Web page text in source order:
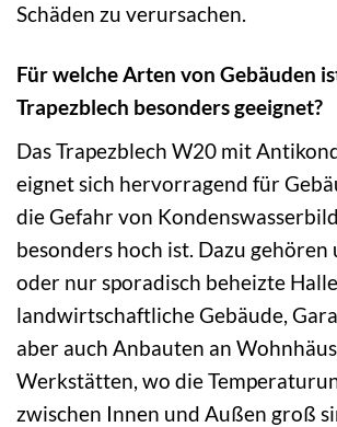
Schäden zu verursachen.
Für welche Arten von Gebäuden
Trapezblech besonders geeignet?
Das Trapezblech W20 mit
eignet sich hervorragend für
die Gefahr von
besonders hoch ist. Dazu gehören
oder nur sporadisch beheizte
landwirtschaftliche Gebäude,
aber auch Anbauten an
Werkstätten, wo die
zwischen Innen und Außen groß